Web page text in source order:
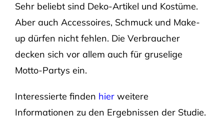
Sehr beliebt sind Deko-Artikel und Kostüme.
Aber auch Accessoires, Schmuck und Make-
up dürfen nicht fehlen. Die Verbraucher
decken sich vor allem auch für gruselige
Motto-Partys ein.
Interessierte finden hier weitere
Informationen zu den Ergebnissen der Studie.